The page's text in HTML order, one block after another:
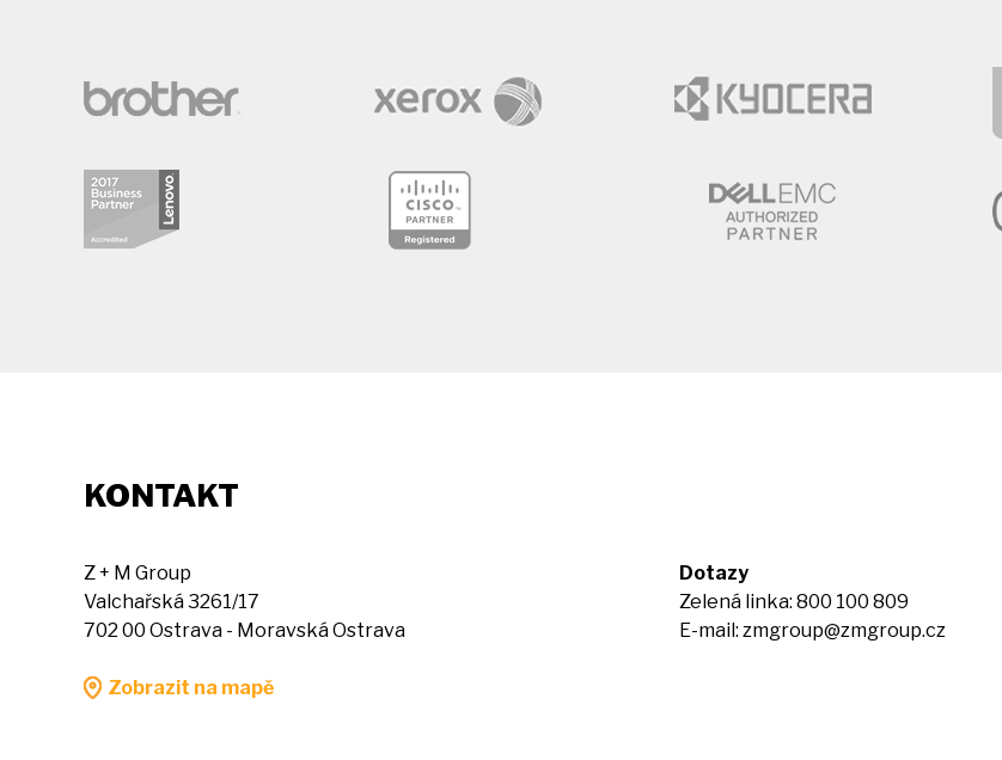
KONTAKT
Z + M Group
Valchařská 3261/17
702 00 Ostrava - Moravská Ostrava
Zobrazit na mapě
Dotazy
Zelená linka: 800 100 809
E-mail: zmgroup@zmgroup.cz